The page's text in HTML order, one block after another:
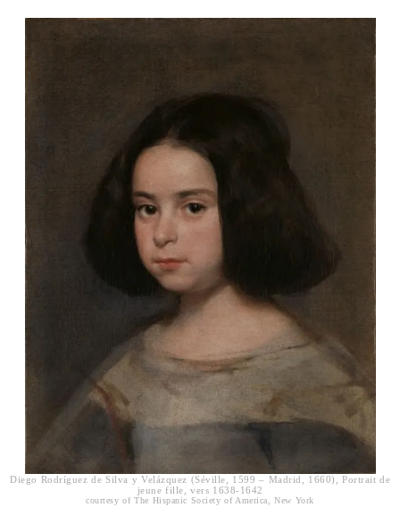
Diego Rodríguez de Silva y Velázquez (Séville, 1599 – Madrid, 1660), Portrait de
jeune fille, vers 1638-1642
courtesy of The Hispanic Society of America, New York